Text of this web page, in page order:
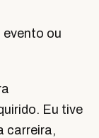
evento ou
Eu tive
carreira,